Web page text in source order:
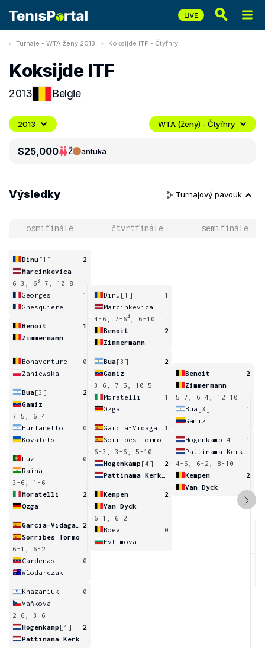
Turnaje - WTA ženy 2013 Koksijde ITF - Čtyřhry
Koksijde ITF
2013 Belgie
2013 WTA (ženy) - Čtyřhry
$25,000 Ž antuka
Výsledky Turnajový pavouk
osmifinále čtvrtfinále semifinále
Dinu[1]
2
Marcinkevica
6-3, 63 -7, 10-8
Georges
1
Ghesquiere
Benoit
1
Zimmermann
Bonaventure
0
Zaniewska
Bua[3]
2
Gamiz
7-5, 6-4
Furlanetto
0
Kovalets
Luz
0
Raina
3-6, 1-6
Moratelli
2
Ozga
2
Sorribes Tormo
6-1, 6-2
Cardenas
0
Wlodarczak
Khazaniuk
0
Vaňková
2-6, 3-6
Hogenkamp [4]
2
Dinu [1]
1
Marcinkevica
4-6, 7-64
, 6-10
Benoit
2
Zimmermann
Bua[3]
2
Gamiz
3-6, 7-5, 10-5
Moratelli
1
Ozga
1
Sorribes Tormo
6-3, 3-6, 5-10
Hogenkamp [4]
2
Kempen
2
Van Dyck
6-1, 6-2
Boev
0
Evtimova
Benoit
2
Zimmermann
5-7, 6-4, 12-10
Bua [3]
1
Gamiz
Hogenkamp [4]
1
4-6, 6-2, 8-10
Kempen
2
Van Dyck